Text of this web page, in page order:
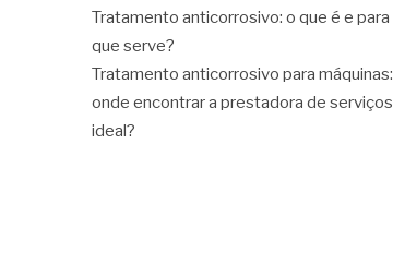
Tratamento anticorrosivo: o que é e para
que serve?
Tratamento anticorrosivo para máquinas:
onde encontrar a prestadora de serviços
ideal?